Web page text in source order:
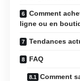
Comment
ligne ou en
Tendances
FAQ
Comment